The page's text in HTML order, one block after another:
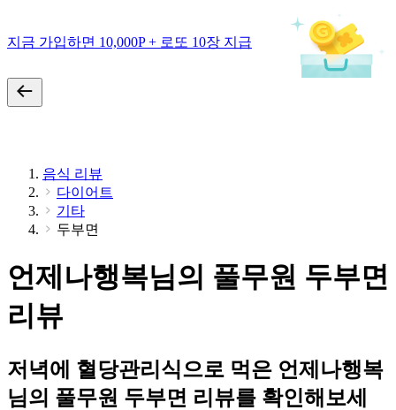
지금 가입하면 10,000P + 로또 10장 지급
음식 리뷰
다이어트
기타
두부면
언제나행복님의 풀무원 두부면
리뷰
저녁에 혈당관리식으로 먹은 언제나행복
님의 풀무원 두부면 리뷰를 확인해보세